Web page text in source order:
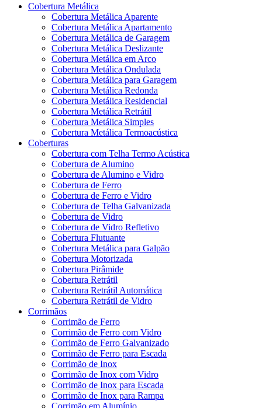
Cobertura Metálica
Cobertura Metálica Aparente
Cobertura Metálica Apartamento
Cobertura Metálica de Garagem
Cobertura Metálica Deslizante
Cobertura Metálica em Arco
Cobertura Metálica Ondulada
Cobertura Metálica para Garagem
Cobertura Metálica Redonda
Cobertura Metálica Residencial
Cobertura Metálica Retrátil
Cobertura Metálica Simples
Cobertura Metálica Termoacústica
Coberturas
Cobertura com Telha Termo Acústica
Cobertura de Alumino
Cobertura de Alumino e Vidro
Cobertura de Ferro
Cobertura de Ferro e Vidro
Cobertura de Telha Galvanizada
Cobertura de Vidro
Cobertura de Vidro Refletivo
Cobertura Flutuante
Cobertura Metálica para Galpão
Cobertura Motorizada
Cobertura Pirâmide
Cobertura Retrátil
Cobertura Retrátil Automática
Cobertura Retrátil de Vidro
Corrimãos
Corrimão de Ferro
Corrimão de Ferro com Vidro
Corrimão de Ferro Galvanizado
Corrimão de Ferro para Escada
Corrimão de Inox
Corrimão de Inox com Vidro
Corrimão de Inox para Escada
Corrimão de Inox para Rampa
Corrimão em Alumínio